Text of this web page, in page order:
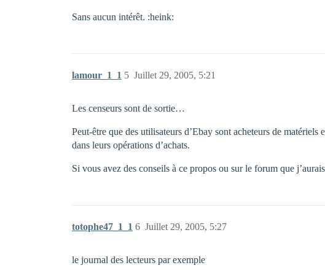
Sans aucun intérêt. :heink:
lamour_1_1 Juillet 29, 2005, 5:21
5
Les censeurs sont de sortie…
Peut-être que des utilisateurs d’Ebay sont acheteurs de
dans leurs opérations d’achats.
Si vous avez des conseils à ce propos ou sur le forum que
totophe47_1_1 Juillet 29, 2005, 5:27
6
le journal des lecteurs par exemple